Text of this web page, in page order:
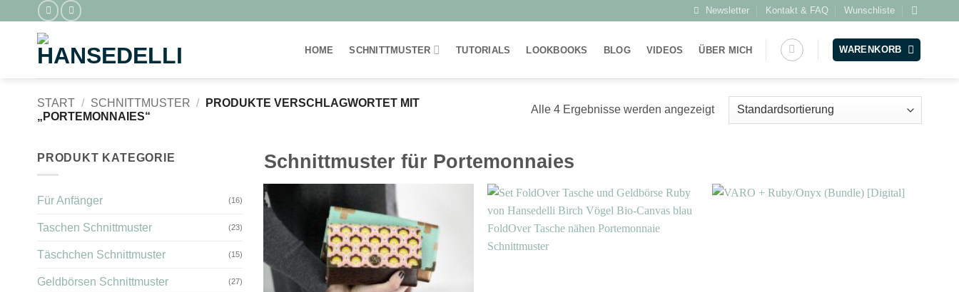
springen
Newsletter Kontakt & FAQ Wunschliste
HOME SCHNITTMUSTER TUTORIALS LOOKBOOKS BLOG VIDEOS ÜBER MICH WARENKORB
START / SCHNITTMUSTER /
PRODUKTE VERSCHLAGWORTET MIT
„PORTEMONNAIES“
Alle 4 Ergebnisse werden angezeigt
PRODUKT KATEGORIE
Für Anfänger (16)
Taschen Schnittmuster (23)
Täschchen Schnittmuster (15)
Geldbörsen Schnittmuster (27)
Schnittmuster für Portemonnaies